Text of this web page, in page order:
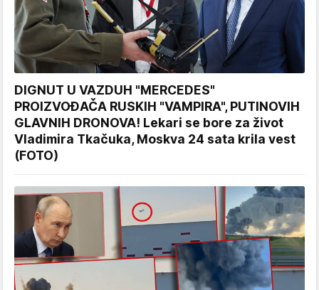
DIGNUT U VAZDUH "MERCEDES"
PROIZVOĐAČA RUSKIH "VAMPIRA", PUTINOVIH
GLAVNIH DRONOVA! Lekari se bore za život
Vladimira Tkačuka, Moskva 24 sata krila vest
(FOTO)